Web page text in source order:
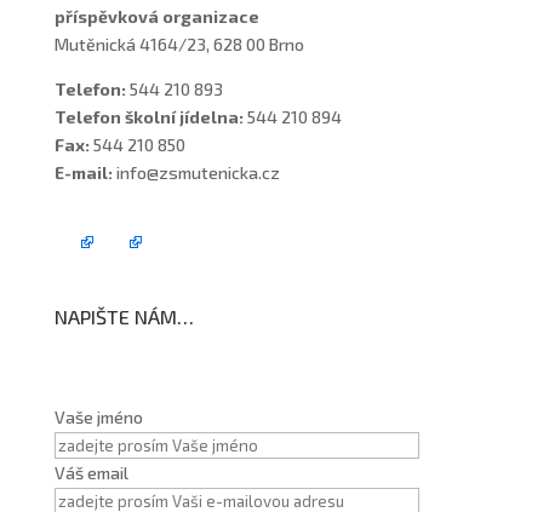
příspěvková organizace
Mutěnická 4164/23, 628 00 Brno
Telefon: 544 210 893
Telefon školní jídelna: 544 210 894
Fax: 544 210 850
E-mail: info@zsmutenicka.cz
NAPIŠTE NÁM…
Vaše jméno
Váš email